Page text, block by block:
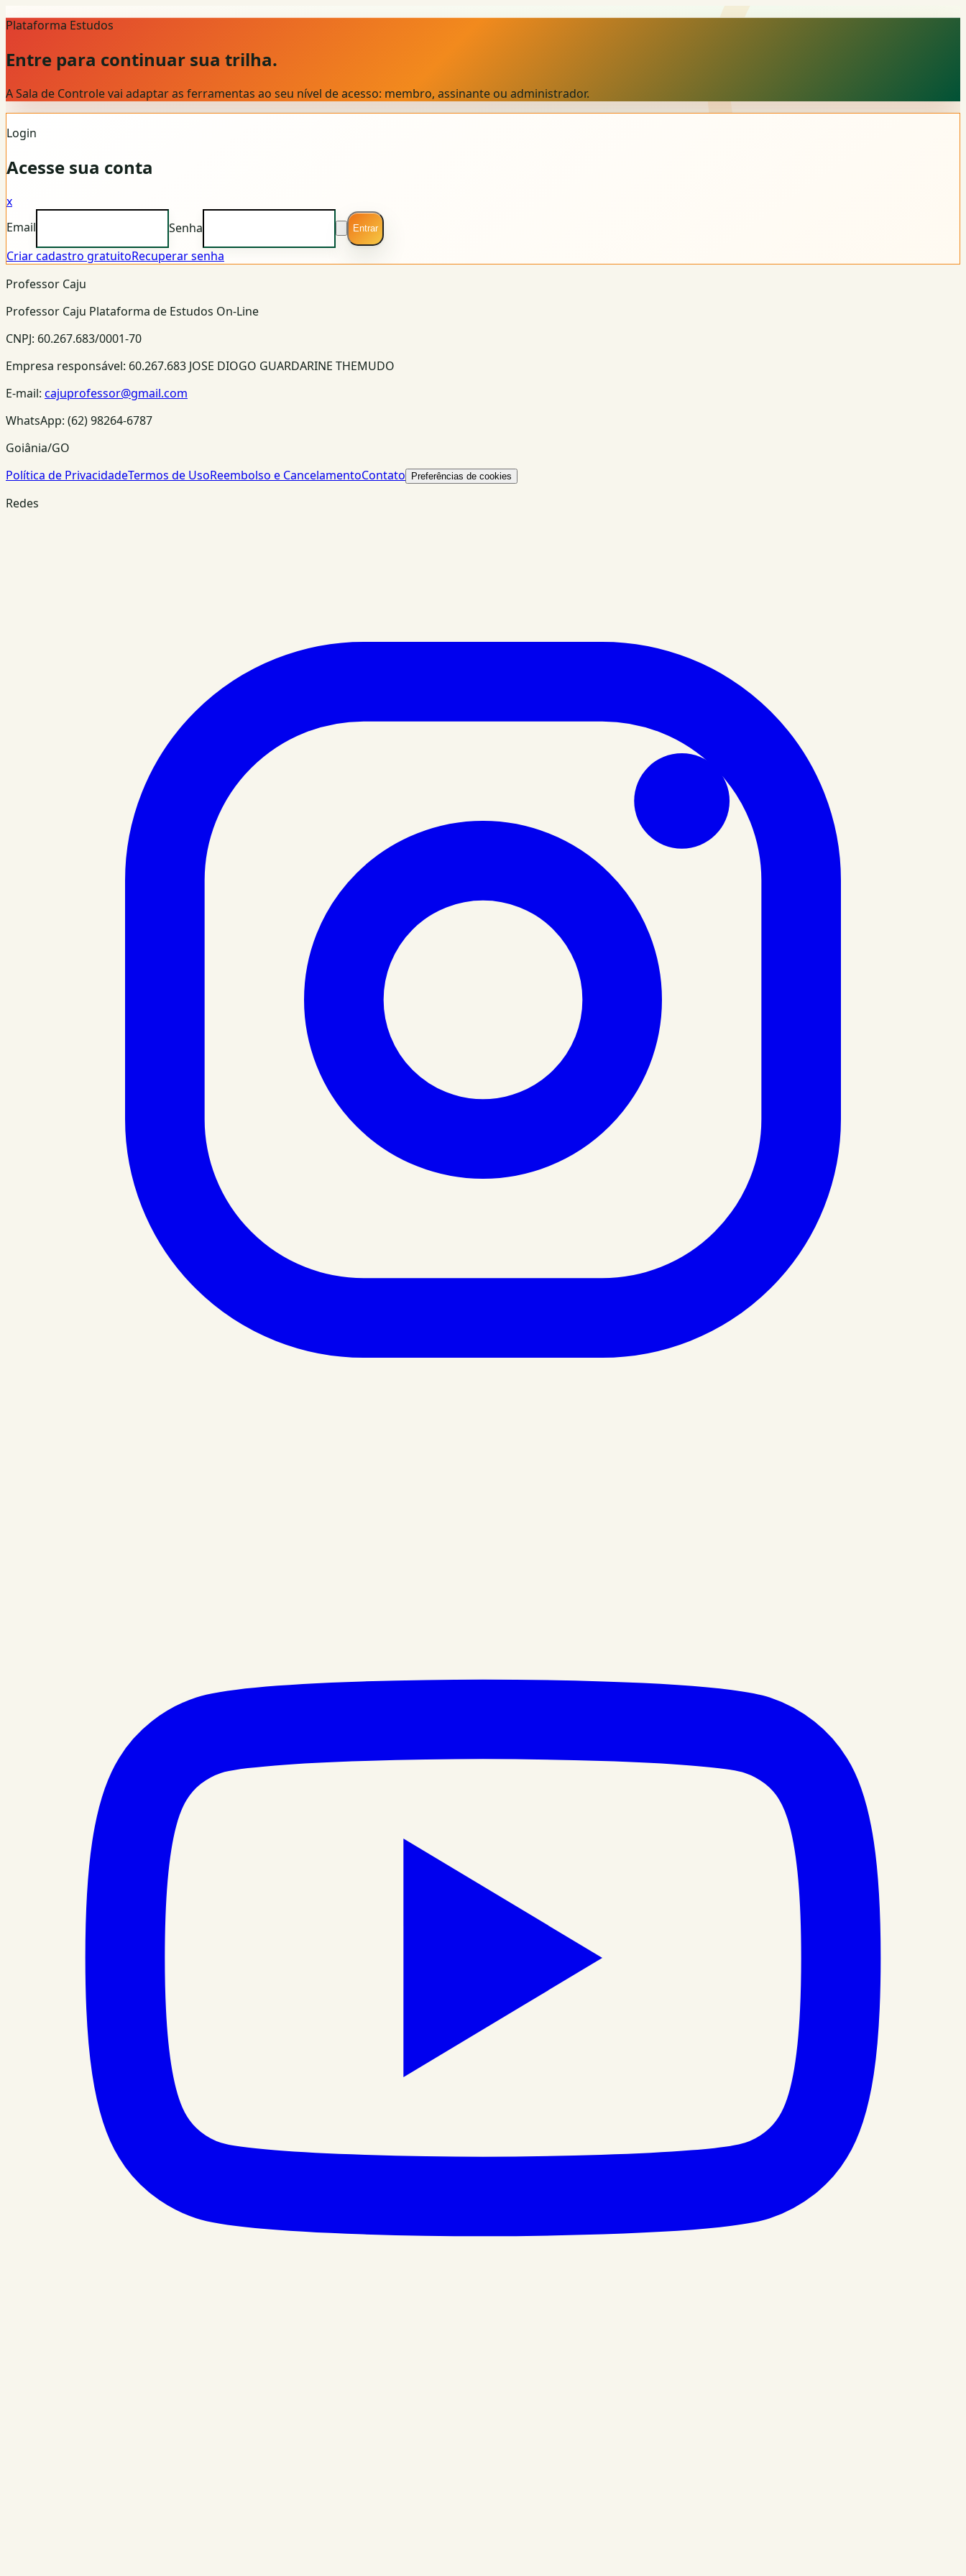
Plataforma Estudos
Entre para continuar sua trilha.
A Sala de Controle vai adaptar as ferramentas ao seu nível de acesso: membro, assinante ou administrador.
Login
Acesse sua conta
x
Email
Senha Entrar
Criar cadastro gratuitoRecuperar senha
Professor Caju
Professor Caju Plataforma de Estudos On-Line
CNPJ: 60.267.683/0001-70
Empresa responsável: 60.267.683 JOSE DIOGO GUARDARINE THEMUDO
E-mail: cajuprofessor@gmail.com
WhatsApp: (62) 98264-6787
Goiânia/GO
Política de PrivacidadeTermos de UsoReembolso e CancelamentoContato Preferências de cookies
Redes